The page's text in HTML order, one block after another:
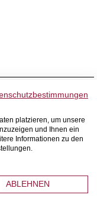
platzieren, um unsere
und Ihnen ein
Informationen zu den
ABLEHNEN